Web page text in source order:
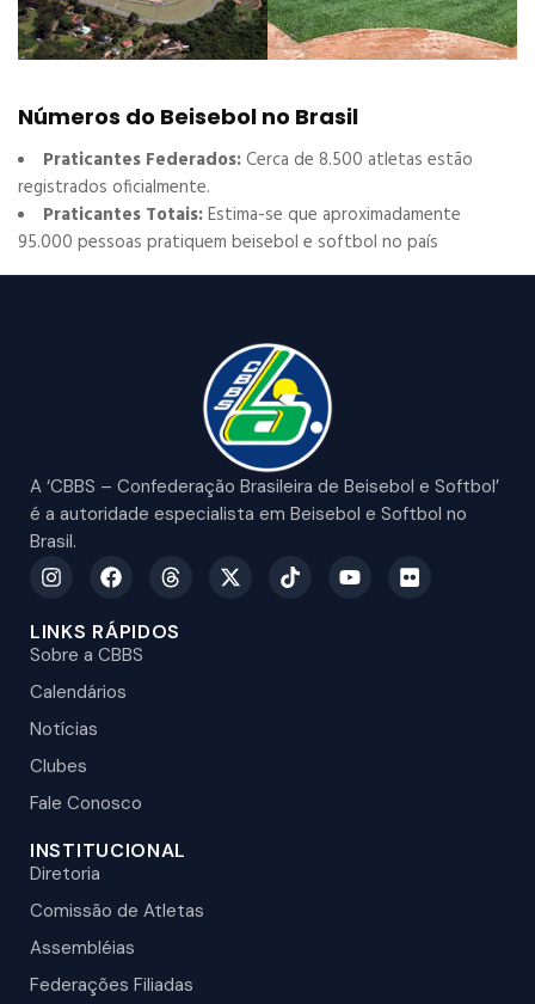
Números do Beisebol no Brasil
Praticantes Federados:Cerca de 8.500 atletas estão
registrados oficialmente.
Praticantes Totais:Estima-se que aproximadamente
95.000 pessoas pratiquem beisebol e softbol no país
A ‘CBBS – Confederação Brasileira de Beisebol e Softbol’
é a autoridade especialista em Beisebol e Softbol no
Brasil.
LINKS RÁPIDOS
Sobre a CBBS
Calendários
Notícias
Clubes
Fale Conosco
INSTITUCIONAL
Diretoria
Comissão de Atletas
Assembléias
Federações Filiadas